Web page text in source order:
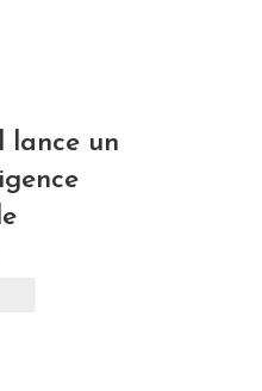
lance un